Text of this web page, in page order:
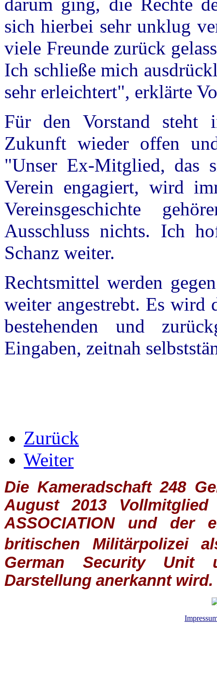
sich hierbei sehr unklug
viele Freunde zurück
Ich schließe mich
sehr erleichtert", erklärte
Für den Vorstand steht
Zukunft wieder offen
"Unser Ex-Mitglied, das
Verein engagiert, wird
Vereinsgeschichte
Ausschluss nichts. Ich
Schanz weiter.
Rechtsmittel werden
weiter angestrebt. Es wird
bestehenden und
Eingaben, zeitnah
Zurück
Weiter
Die Kameradschaft 248
August 2013
ASSOCIATIONund der
britischen
Militärpolizei
German Security Unit
Darstellung anerkannt wird.